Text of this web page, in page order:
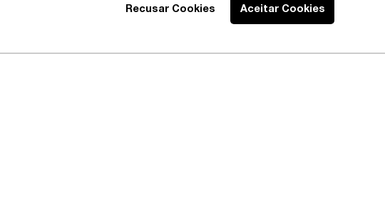
Recusar Cookies Aceitar Cookies